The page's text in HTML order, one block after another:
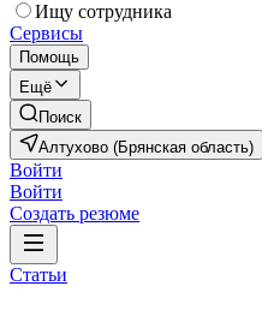
Ищу сотрудника
Сервисы
Помощь
Ещё
Поиск
Алтухово (Брянская область)
Войти
Войти
Создать резюме
Статьи